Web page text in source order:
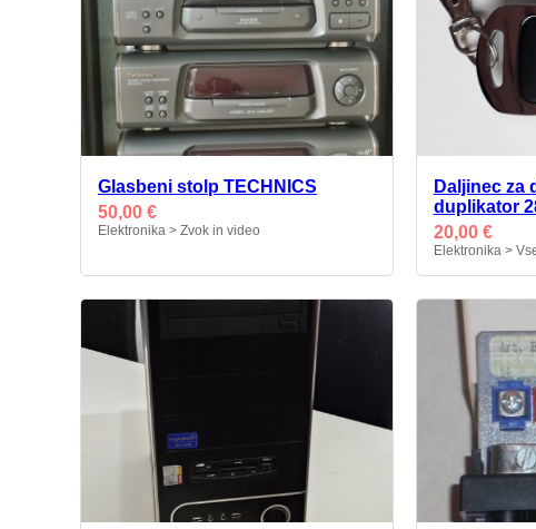
Glasbeni stolp TECHNICS
50,00 €
Elektronika > Zvok in video
Daljinec za
duplikator
20,00 €
Elektronika >